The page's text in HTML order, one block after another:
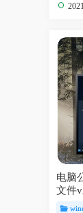
电脑
文件